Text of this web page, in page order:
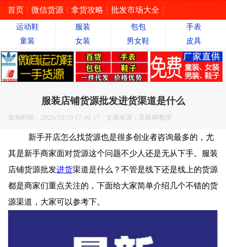
首页 微信货源 拿货攻略 批发市场大全
运动鞋 服装 包包
手表
童装
女装 男女鞋 皮具
服装店铺货源批发进货渠道是什么
发布时间：2025/10/10 17:46:17 文章来源：互联网整理
新手开店怎么找货源也是很多创业者咨询最多的，尤
其是新手商家面对货源这个问题不少人还是无从下手。服装
店铺货源批发进货渠道是什么？不管是线下还是线上的货源
都是商家们重点关注的，下面给大家简单介绍几个不错的货
源渠道，大家可以参考下。